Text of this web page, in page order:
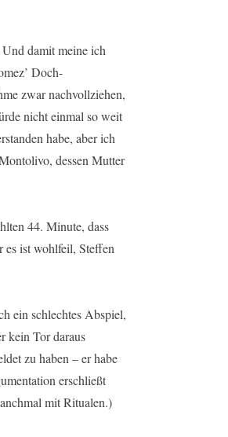
damit meine ich
Doch-
zwar nachvollziehen,
nicht einmal so weit
habe, aber ich
dessen Mutter
44. Minute, dass
es ist wohlfeil, Steffen
ein schlechtes Abspiel,
kein Tor daraus
zu haben – er habe
erschließt
mit Ritualen.)